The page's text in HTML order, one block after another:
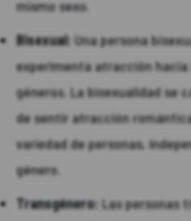
mismo sexo.
Bisexual: Una persona
experimenta atracción hacia
géneros. La bisexualidad se
de sentir atracción
variedad de personas,
género.
Transgénero: Las personas